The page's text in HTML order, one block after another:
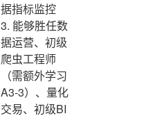
据指标监控
3. 能够胜任数
据运营、初级
爬虫工程师
（需额外学习
A3-3）、量化
交易、初级BI